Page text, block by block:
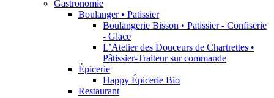
Gastronomie
Boulanger • Patissier
Boulangerie Bisson • Patissier - Confiserie
- Glace
L’Atelier des Douceurs de Chartrettes •
Pâtissier-Traiteur sur commande
Épicerie
Happy Épicerie Bio
Restaurant